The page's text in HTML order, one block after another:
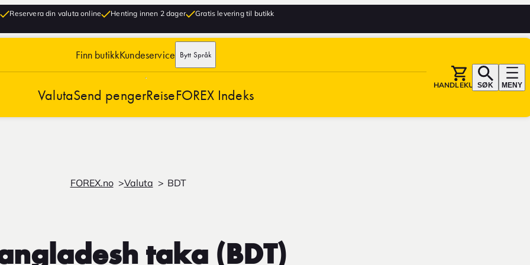
Reservera din valuta online Henting innen 2 dager Gratis levering til butikk
Finn butikkKundeservice Bytt Språk
ValutaSend pengerReiseFOREX Indeks
HANDLEKURVSØK MENY
FOREX.no Valuta BDT
taka (BDT)